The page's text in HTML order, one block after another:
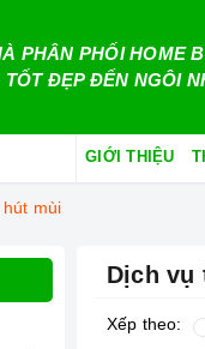
PHÂN PHỐI HOME
TỐT ĐẸP ĐẾN NGÔI
GIỚI THIỆU
mùi
Dịch vụ
Xếp theo: